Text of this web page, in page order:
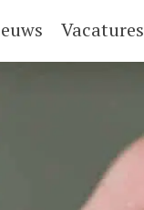
Vacatures